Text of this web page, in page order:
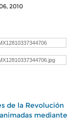
2010
de la Revolución
mediante